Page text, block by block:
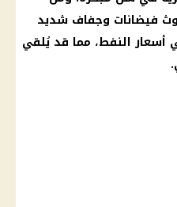
فيضانات وجفاف شديد
أسعارالنفط، مما قد يُلقي